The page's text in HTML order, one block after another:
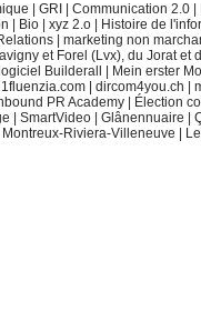
GRI Communication 2.0
Bio xyz 2.o Histoire de
marketing non
et Forel (Lvx), du Jorat et
Builderall
Mein erster
1fluenzia.com dircom4you.ch
PR Academy Élection
SmartVideo Glânennuaire
Montreux-Riviera-Villeneuve